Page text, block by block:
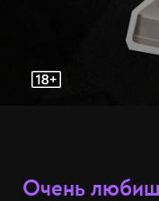
Очень